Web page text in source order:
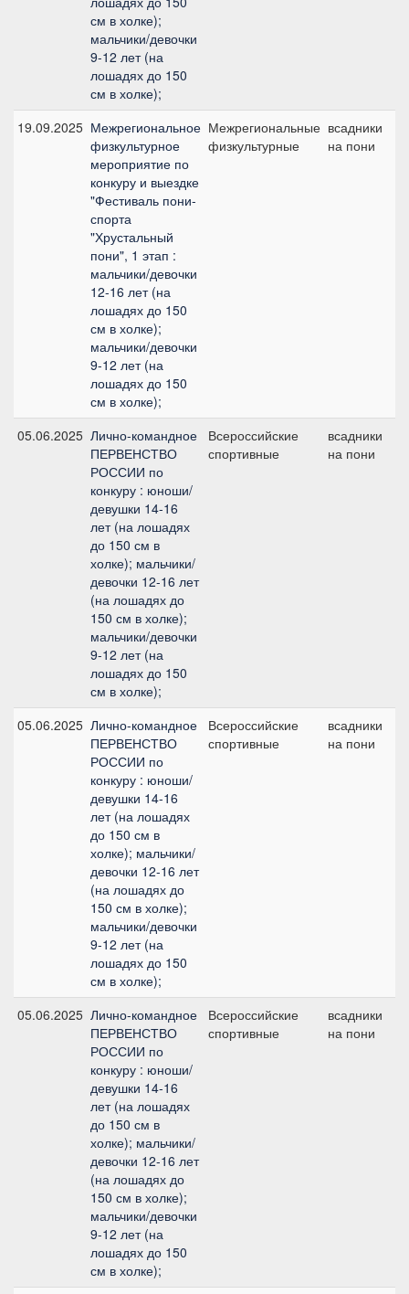
см в холке);
мальчики/девочки
9-12 лет (на
лошадях до 150
см в холке);
19.09.2025 Межрегиональное
физкультурное
мероприятие по
конкуру и выездке
"Фестиваль пони-
спорта
"Хрустальный
пони", 1 этап :
мальчики/девочки
12-16 лет (на
лошадях до 150
см в холке);
мальчики/девочки
9-12 лет (на
лошадях до 150
см в холке);
Межрегиональные
физкультурные
всадники
на пони
05.06.2025 Лично-командное
ПЕРВЕНСТВО
РОССИИ по
конкуру : юноши/
девушки 14-16
лет (на лошадях
до 150 см в
холке); мальчики/
девочки 12-16 лет
(на лошадях до
150 см в холке);
мальчики/девочки
9-12 лет (на
лошадях до 150
см в холке);
Всероссийские
спортивные
всадники
на пони
05.06.2025 Лично-командное
ПЕРВЕНСТВО
РОССИИ по
конкуру : юноши/
девушки 14-16
лет (на лошадях
до 150 см в
холке); мальчики/
девочки 12-16 лет
(на лошадях до
150 см в холке);
мальчики/девочки
9-12 лет (на
лошадях до 150
см в холке);
Всероссийские
спортивные
всадники
на пони
05.06.2025 Лично-командное
ПЕРВЕНСТВО
РОССИИ по
конкуру : юноши/
девушки 14-16
лет (на лошадях
до 150 см в
холке); мальчики/
девочки 12-16 лет
(на лошадях до
150 см в холке);
мальчики/девочки
9-12 лет (на
лошадях до 150
см в холке);
Всероссийские
спортивные
всадники
на пони